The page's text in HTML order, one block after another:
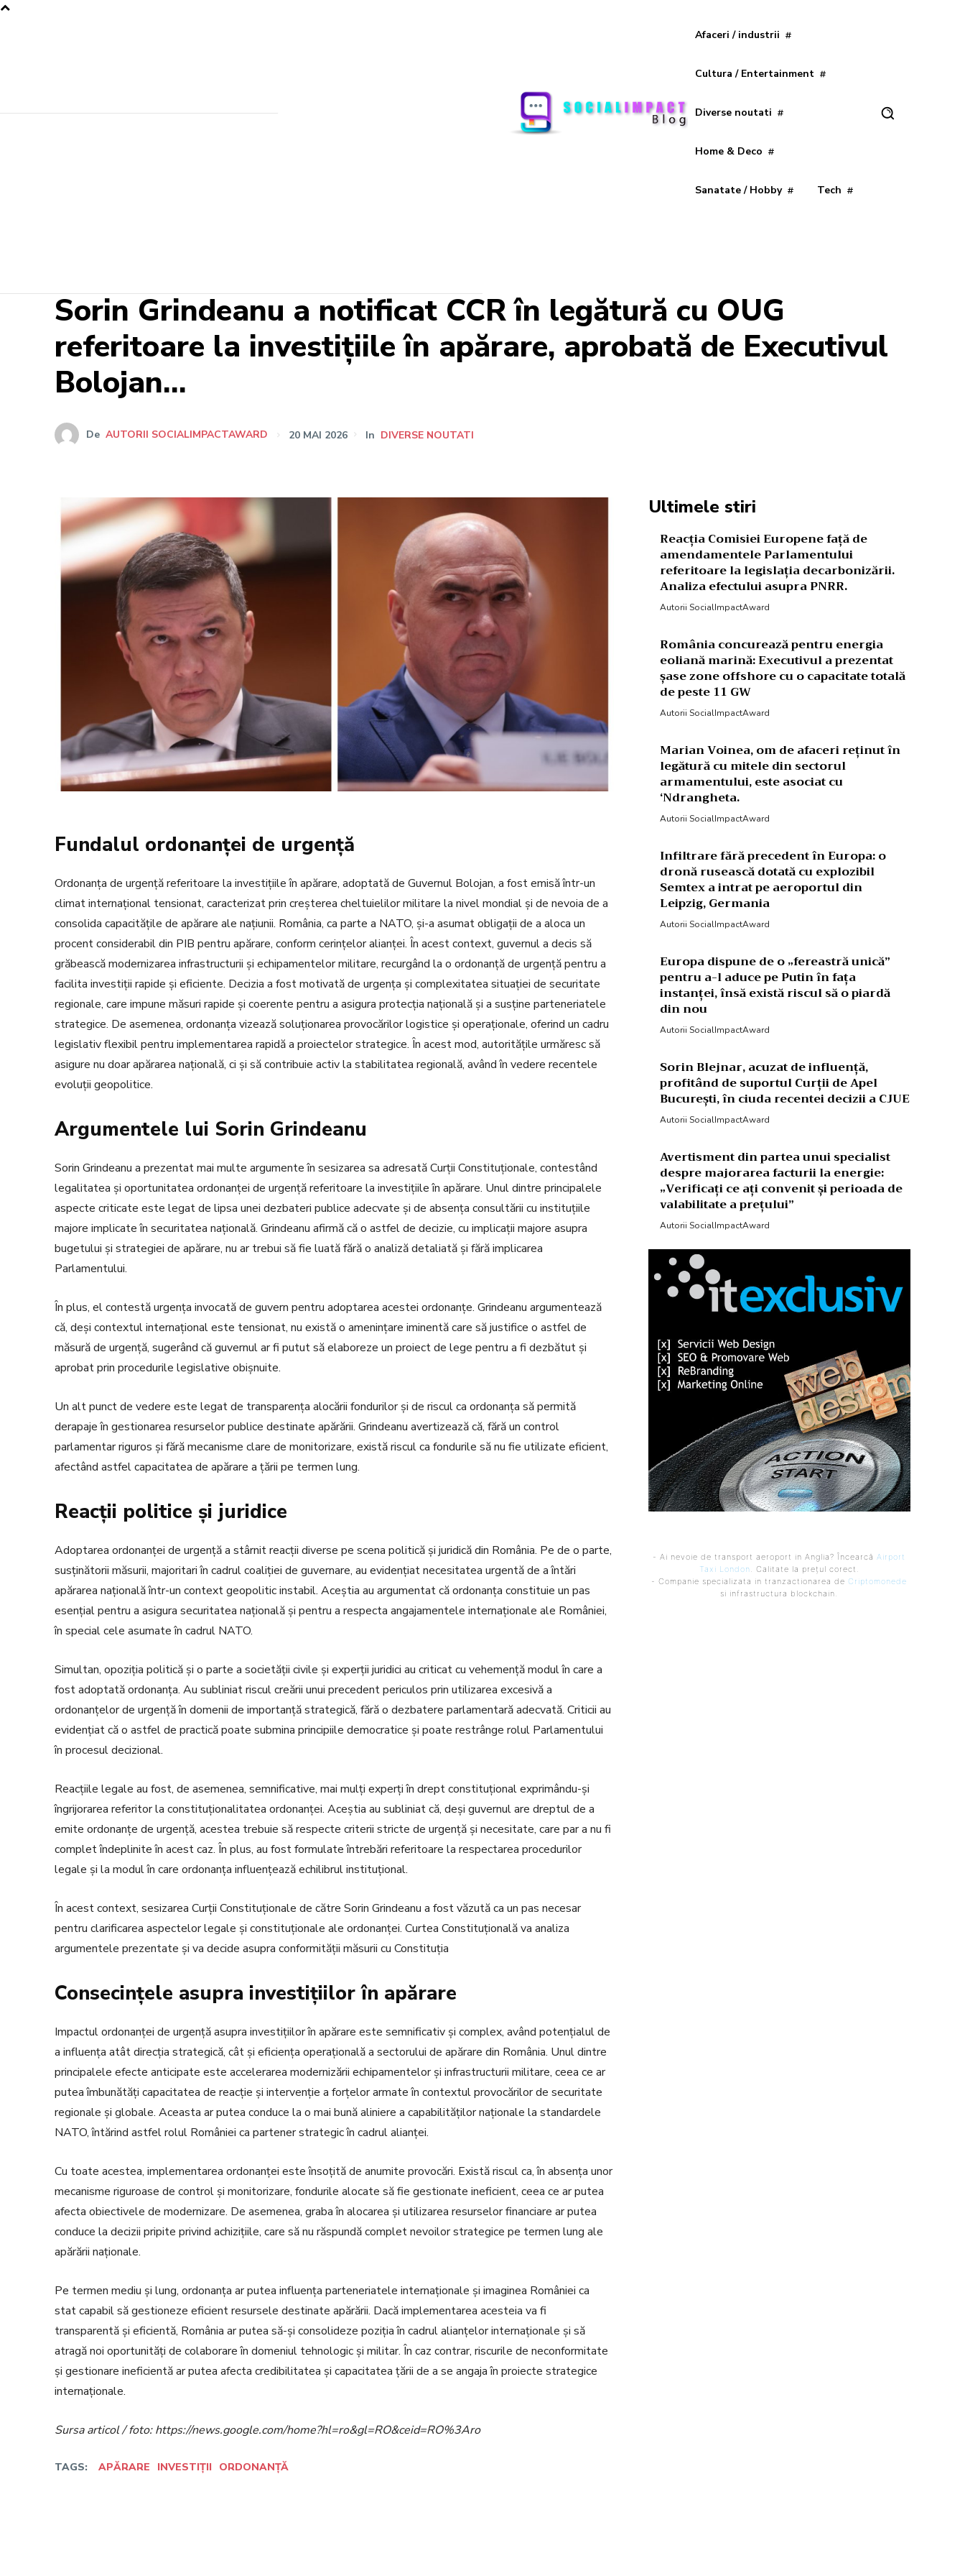
Afaceri / industrii
Cultura / Entertainment
Diverse noutati
Home & Deco
Sanatate / Hobby Tech
Sorin Grindeanu a notificat CCR în legătură cu OUG
referitoare la investițiile în apărare, aprobată de Executivul
Bolojan…
De AUTORII SOCIALIMPACTAWARD 20 MAI 2026 In DIVERSE NOUTATI
Fundalul ordonanței de urgență
Ordonanța de urgență referitoare la investițiile în apărare, adoptată de Guvernul Bolojan, a fost emisă într-un
climat internațional tensionat, caracterizat prin creșterea cheltuielilor militare la nivel mondial și de nevoia de a
consolida capacitățile de apărare ale națiunii. România, ca parte a NATO, și-a asumat obligații de a aloca un
procent considerabil din PIB pentru apărare, conform cerințelor alianței. În acest context, guvernul a decis să
grăbească modernizarea infrastructurii și echipamentelor militare, recurgând la o ordonanță de urgență pentru a
facilita investiții rapide și eficiente. Decizia a fost motivată de urgența și complexitatea situației de securitate
regionale, care impune măsuri rapide și coerente pentru a asigura protecția națională și a susține parteneriatele
strategice. De asemenea, ordonanța vizează soluționarea provocărilor logistice și operaționale, oferind un cadru
legislativ flexibil pentru implementarea rapidă a proiectelor strategice. În acest mod, autoritățile urmăresc să
asigure nu doar apărarea națională, ci și să contribuie activ la stabilitatea regională, având în vedere recentele
evoluții geopolitice.
Argumentele lui Sorin Grindeanu
Sorin Grindeanu a prezentat mai multe argumente în sesizarea sa adresată Curții Constituționale, contestând
legalitatea și oportunitatea ordonanței de urgență referitoare la investițiile în apărare. Unul dintre principalele
aspecte criticate este legat de lipsa unei dezbateri publice adecvate și de absența consultării cu instituțiile
majore implicate în securitatea națională. Grindeanu afirmă că o astfel de decizie, cu implicații majore asupra
bugetului și strategiei de apărare, nu ar trebui să fie luată fără o analiză detaliată și fără implicarea
Parlamentului.
În plus, el contestă urgența invocată de guvern pentru adoptarea acestei ordonanțe. Grindeanu argumentează
că, deși contextul internațional este tensionat, nu există o amenințare iminentă care să justifice o astfel de
măsură de urgență, sugerând că guvernul ar fi putut să elaboreze un proiect de lege pentru a fi dezbătut și
aprobat prin procedurile legislative obișnuite.
Un alt punct de vedere este legat de transparența alocării fondurilor și de riscul ca ordonanța să permită
derapaje în gestionarea resurselor publice destinate apărării. Grindeanu avertizează că, fără un control
parlamentar riguros și fără mecanisme clare de monitorizare, există riscul ca fondurile să nu fie utilizate eficient,
afectând astfel capacitatea de apărare a țării pe termen lung.
Reacții politice și juridice
Adoptarea ordonanței de urgență a stârnit reacții diverse pe scena politică și juridică din România. Pe de o parte,
susținătorii măsurii, majoritari în cadrul coaliției de guvernare, au evidențiat necesitatea urgentă de a întări
apărarea națională într-un context geopolitic instabil. Aceștia au argumentat că ordonanța constituie un pas
esențial pentru a asigura securitatea națională și pentru a respecta angajamentele internaționale ale României,
în special cele asumate în cadrul NATO.
Simultan, opoziția politică și o parte a societății civile și experții juridici au criticat cu vehemență modul în care a
fost adoptată ordonanța. Au subliniat riscul creării unui precedent periculos prin utilizarea excesivă a
ordonanțelor de urgență în domenii de importanță strategică, fără o dezbatere parlamentară adecvată. Criticii au
evidențiat că o astfel de practică poate submina principiile democratice și poate restrânge rolul Parlamentului
în procesul decizional.
Reacțiile legale au fost, de asemenea, semnificative, mai mulți experți în drept constituțional exprimându-și
îngrijorarea referitor la constituționalitatea ordonanței. Aceștia au subliniat că, deși guvernul are dreptul de a
emite ordonanțe de urgență, acestea trebuie să respecte criterii stricte de urgență și necesitate, care par a nu fi
complet îndeplinite în acest caz. În plus, au fost formulate întrebări referitoare la respectarea procedurilor
legale și la modul în care ordonanța influențează echilibrul instituțional.
În acest context, sesizarea Curții Constituționale de către Sorin Grindeanu a fost văzută ca un pas necesar
pentru clarificarea aspectelor legale și constituționale ale ordonanței. Curtea Constituțională va analiza
argumentele prezentate și va decide asupra conformității măsurii cu Constituția
Consecințele asupra investițiilor în apărare
Impactul ordonanței de urgență asupra investițiilor în apărare este semnificativ și complex, având potențialul de
a influența atât direcția strategică, cât și eficiența operațională a sectorului de apărare din România. Unul dintre
principalele efecte anticipate este accelerarea modernizării echipamentelor și infrastructurii militare, ceea ce ar
putea îmbunătăți capacitatea de reacție și intervenție a forțelor armate în contextul provocărilor de securitate
regionale și globale. Aceasta ar putea conduce la o mai bună aliniere a capabilităților naționale la standardele
NATO, întărind astfel rolul României ca partener strategic în cadrul alianței.
Cu toate acestea, implementarea ordonanței este însoțită de anumite provocări. Există riscul ca, în absența unor
mecanisme riguroase de control și monitorizare, fondurile alocate să fie gestionate ineficient, ceea ce ar putea
afecta obiectivele de modernizare. De asemenea, graba în alocarea și utilizarea resurselor financiare ar putea
conduce la decizii pripite privind achizițiile, care să nu răspundă complet nevoilor strategice pe termen lung ale
apărării naționale.
Pe termen mediu și lung, ordonanța ar putea influența parteneriatele internaționale și imaginea României ca
stat capabil să gestioneze eficient resursele destinate apărării. Dacă implementarea acesteia va fi
transparentă și eficientă, România ar putea să-și consolideze poziția în cadrul alianțelor internaționale și să
atragă noi oportunități de colaborare în domeniul tehnologic și militar. În caz contrar, riscurile de neconformitate
și gestionare ineficientă ar putea afecta credibilitatea și capacitatea țării de a se angaja în proiecte strategice
internaționale.
Sursa articol / foto: https://news.google.com/home?hl=ro&gl=RO&ceid=RO%3Aro
TAGS: APĂRARE INVESTIȚII ORDONANȚĂ
Ultimele stiri
Reacția Comisiei Europene față de
amendamentele Parlamentului
referitoare la legislația decarbonizării.
Analiza efectului asupra PNRR.
Autorii SocialImpactAward
România concurează pentru energia
eoliană marină: Executivul a prezentat
șase zone offshore cu o capacitate totală
de peste 11 GW
Autorii SocialImpactAward
Marian Voinea, om de afaceri reținut în
legătură cu mitele din sectorul
armamentului, este asociat cu
‘Ndrangheta.
Autorii SocialImpactAward
Infiltrare fără precedent în Europa: o
dronă rusească dotată cu explozibil
Semtex a intrat pe aeroportul din
Leipzig, Germania
Autorii SocialImpactAward
Europa dispune de o „fereastră unică”
pentru a-l aduce pe Putin în fața
instanței, însă există riscul să o piardă
din nou
Autorii SocialImpactAward
Sorin Blejnar, acuzat de influență,
profitând de suportul Curții de Apel
București, în ciuda recentei decizii a CJUE
Autorii SocialImpactAward
Avertisment din partea unui specialist
despre majorarea facturii la energie:
„Verificați ce ați convenit și perioada de
valabilitate a prețului”
Autorii SocialImpactAward
- Ai nevoie de transport aeroport in Anglia? ÎncearcăAirport
Taxi London. Calitate la prețul corect.
- Companie specializata in tranzactionarea deCriptomonede
si infrastructura blockchain.